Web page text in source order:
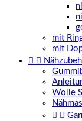
mit
mit
 
Wolle
 